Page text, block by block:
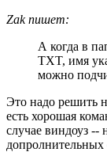
Zak пишет:
А когда в
TXT, имя
можно
Это надо решить
есть хорошая
случае виндоуз --
допролнительных